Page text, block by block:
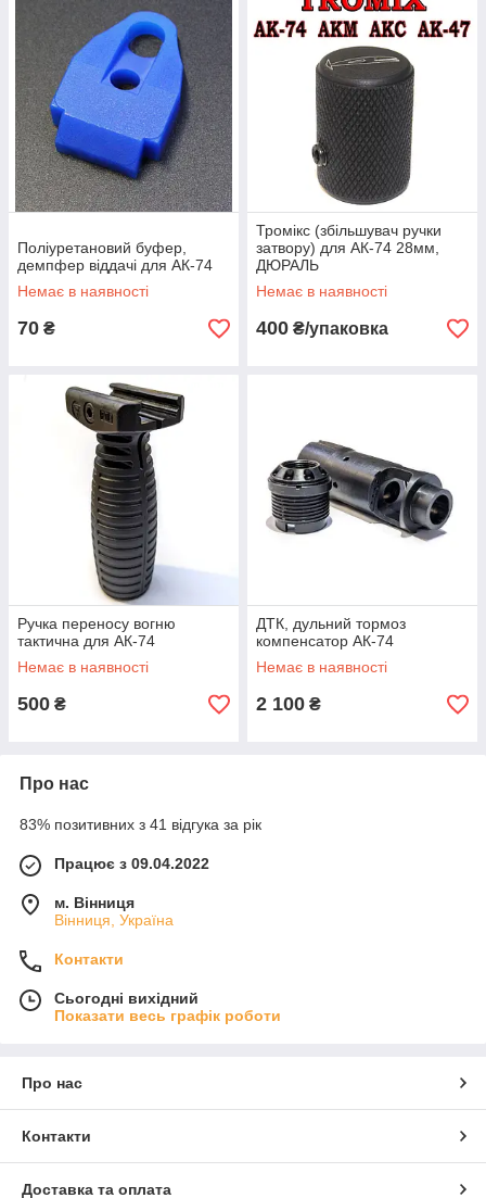
Поліуретановий буфер,
демпфер віддачі для АК-74
Немає в наявності
70 ₴
Тромікс (збільшувач ручки
затвору) для АК-74 28мм,
ДЮРАЛЬ
Немає в наявності
400 ₴/упаковка
Ручка переносу вогню
тактична для АК-74
Немає в наявності
500 ₴
ДТК, дульний тормоз
компенсатор АК-74
Немає в наявності
2 100 ₴
Про нас
83% позитивних з 41 відгука за рік
Працює з 09.04.2022
м. Вінниця
Вінниця, Україна
Контакти
Сьогодні вихідний
Показати весь графік роботи
Про нас
Контакти
Доставка та оплата